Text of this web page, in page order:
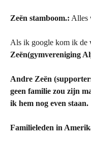
Zeën stamboom.: Alles
Als ik google kom ik de
Zeën(gymvereniging
Andre Zeën
geen familie zou zijn
ik hem nog even staan.
Familieleden in